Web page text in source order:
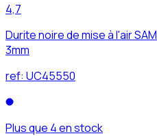
4,7
Durite noire de mise à l'air
3mm
ref: UC45550
Plus que 4 en stock